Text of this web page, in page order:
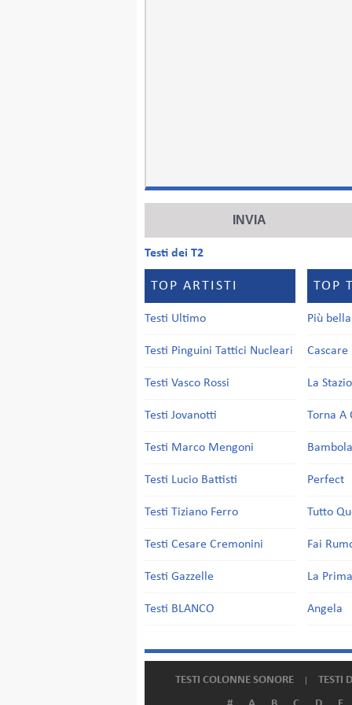
Testi dei T2
TOP ARTISTI
Testi Ultimo
Testi Pinguini Tattici Nucleari
Testi Vasco Rossi
Testi Jovanotti
Testi Marco Mengoni
Testi Lucio Battisti
Testi Tiziano Ferro
Testi Cesare Cremonini
Testi Gazzelle
Testi BLANCO
TOP
Più
Cascare
La
Torna A
Bambola
Perfect
Tutto
Fai
La
Angela
TESTI COLONNE SONORE TESTI